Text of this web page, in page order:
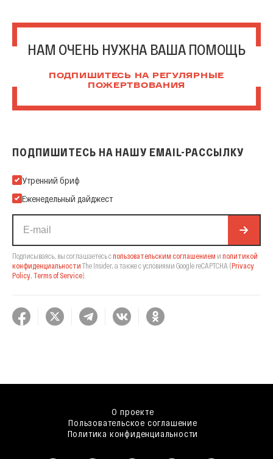
НАМ ОЧЕНЬ НУЖНА ВАША ПОМОЩЬ
ПОДПИШИТЕСЬ НА РЕГУЛЯРНЫЕ
ПОЖЕРТВОВАНИЯ
ПОДПИШИТЕСЬ НА НАШУ EMAIL-РАССЫЛКУ
Подпишитесь на нашу Email-рассылку
Утренний бриф
Еженедельный дайджест
Подписываясь, вы соглашаетесь спользовательским соглашением и политикой
конфиденциальности The Insider, а также с условиями Google reCAPTCHA (Privacy
Policy, Terms of Service).
О проекте
Пользовательское соглашение
Политика конфиденциальности